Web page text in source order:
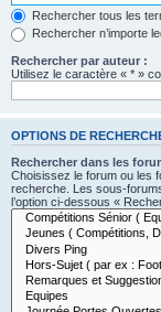
Rechercher tous les
Rechercher n’importe
Rechercher par auteur :
Utilisez le caractère « * »
OPTIONS DE
Rechercher dans les
Choisissez le forum ou les
recherche. Les sous-
l’option ci-dessous «